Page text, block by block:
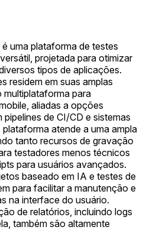
uma plataforma de testes
projetada para otimizar
tipos de aplicações.
residem em suas amplas
para
aliadas a opções
de CI/CD e sistemas
atende a uma ampla
tanto recursos de gravação
testadores menos técnicos
para usuários avançados.
baseado em IA e testes de
para facilitar a manutenção e
na interface do usuário.
de relatórios, incluindo logs
também são altamente